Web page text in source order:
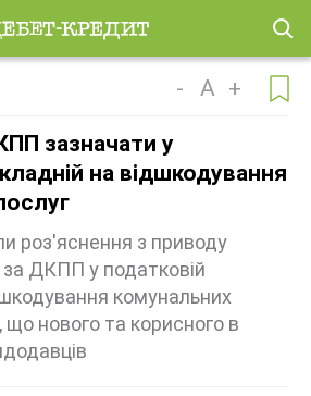
- A +
зазначати у
на відшкодування
роз'яснення з приводу
ДКПП у податковій
комунальних
що нового та корисного в